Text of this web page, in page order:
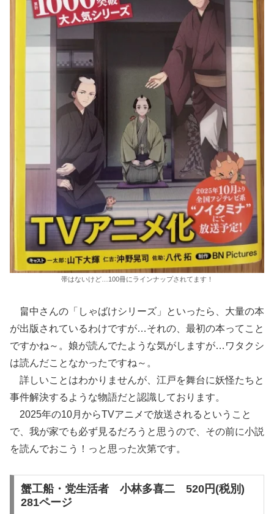
帯はないけど…100冊にラインナップされてます！
畠中さんの「しゃばけシリーズ」といったら、大量の本
が出版されているわけですが…それの、最初の本ってこと
ですかね～。娘が読んでたような気がしますが…ワタクシ
は読んだことなかったですね～。
詳しいことはわかりませんが、江戸を舞台に妖怪たちと
事件解決するような物語だと認識しております。
2025年の10月からTVアニメで放送されるということ
で、我が家でも必ず見るだろうと思うので、その前に小説
を読んでおこう！っと思った次第です。
蟹工船・党生活者 小林多喜二 520円(税別)
281ページ